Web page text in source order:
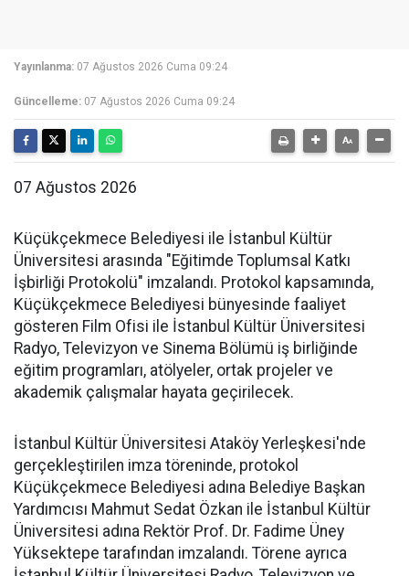
Yayınlanma: 07 Ağustos 2026 Cuma 09:24
Güncelleme: 07 Ağustos 2026 Cuma 09:24
07 Ağustos 2026
Küçükçekmece Belediyesi ile İstanbul Kültür
Üniversitesi arasında "Eğitimde Toplumsal Katkı
İşbirliği Protokolü" imzalandı. Protokol kapsamında,
Küçükçekmece Belediyesi bünyesinde faaliyet
gösteren Film Ofisi ile İstanbul Kültür Üniversitesi
Radyo, Televizyon ve Sinema Bölümü iş birliğinde
eğitim programları, atölyeler, ortak projeler ve
akademik çalışmalar hayata geçirilecek.
İstanbul Kültür Üniversitesi Ataköy Yerleşkesi'nde
gerçekleştirilen imza töreninde, protokol
Küçükçekmece Belediyesi adına Belediye Başkan
Yardımcısı Mahmut Sedat Özkan ile İstanbul Kültür
Üniversitesi adına Rektör Prof. Dr. Fadime Üney
Yüksektepe tarafından imzalandı. Törene ayrıca